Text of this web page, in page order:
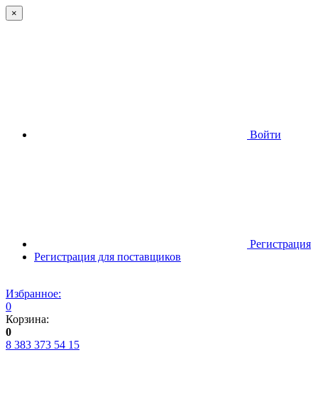
×
Войти
Регистрация
Регистрация для поставщиков
Избранное:
0
Корзина:
0
8 383 373 54 15